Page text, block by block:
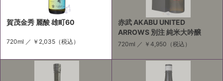
賀茂金秀 麗酸 雄町60
720ml ／ ￥2,035 （税込）
赤武 AKABU UNITED
ARROWS 別注 純米大吟醸
720ml ／ ￥4,950 （税込）